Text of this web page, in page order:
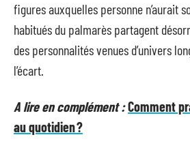
figures auxquelles personne n’aurait
habitués du palmarès partagent
des personnalités venues d’univers
l’écart.
A lire en complément :Comment
au quotidien ?